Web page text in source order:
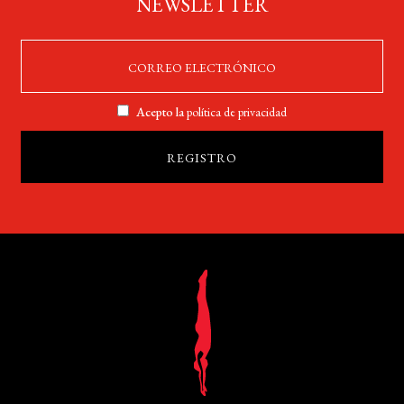
Acepto lapolítica de privacidad